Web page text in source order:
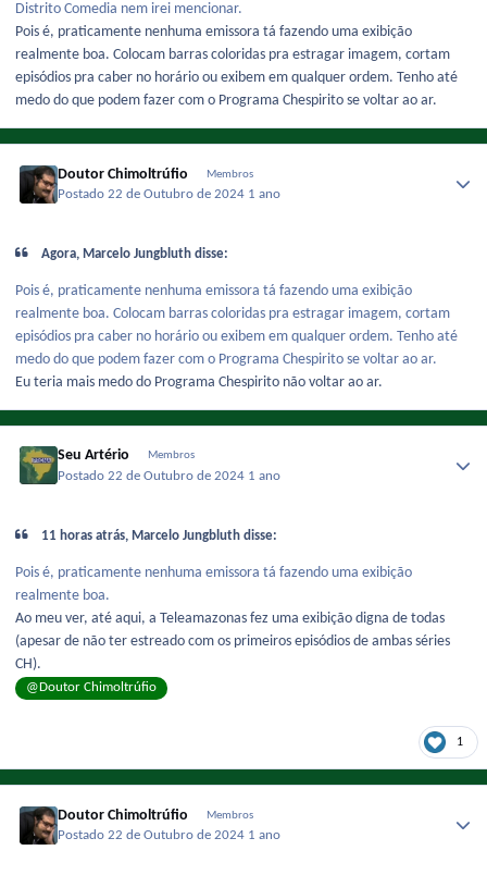
Distrito Comedia nem irei mencionar.
Pois é, praticamente nenhuma emissora tá fazendo uma exibição
realmente boa. Colocam barras coloridas pra estragar imagem, cortam
episódios pra caber no horário ou exibem em qualquer ordem. Tenho até
medo do que podem fazer com o Programa Chespirito se voltar ao ar.
Doutor Chimoltrúfio Membros
Postado22 de Outubro de 2024 1 ano
Agora, Marcelo Jungbluth disse:
Pois é, praticamente nenhuma emissora tá fazendo uma exibição
realmente boa. Colocam barras coloridas pra estragar imagem, cortam
episódios pra caber no horário ou exibem em qualquer ordem. Tenho até
medo do que podem fazer com o Programa Chespirito se voltar ao ar.
Eu teria mais medo do Programa Chespirito não voltar ao ar.
Seu Artério Membros
Postado22 de Outubro de 2024 1 ano
11 horas atrás, Marcelo Jungbluth disse:
Pois é, praticamente nenhuma emissora tá fazendo uma exibição
realmente boa.
Ao meu ver, até aqui, a Teleamazonas fez uma exibição digna de todas
(apesar de não ter estreado com os primeiros episódios de ambas séries
CH).
@Doutor Chimoltrúfio
1
Doutor Chimoltrúfio Membros
Postado22 de Outubro de 2024 1 ano